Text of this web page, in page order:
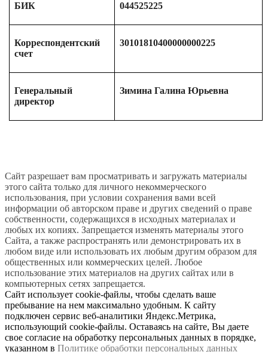
БИК 044525225
Корреспондентский
счет
30101810400000000225
Генеральный
директор
Зимина Галина Юрьевна
Сайт разрешает вам просматривать и загружать материалы
этого сайта только для личного некоммерческого
использования, при условии сохранения вами всей
информации об авторском праве и других сведений о праве
собственности, содержащихся в исходных материалах и
любых их копиях. Запрещается изменять материалы этого
Сайта, а также распространять или демонстрировать их в
любом виде или использовать их любым другим образом для
общественных или коммерческих целей. Любое
использование этих материалов на других сайтах или в
компьютерных сетях запрещается.
Сайт использует cookie-файлы, чтобы сделать ваше
пребывание на нем максимально удобным. К сайту
подключен сервис веб-аналитики Яндекс.Метрика,
использующий cookie-файлы. Оставаясь на сайте, Вы даете
свое согласие на обработку персональных данных в порядке,
указанном в Политике обработки персональных данных